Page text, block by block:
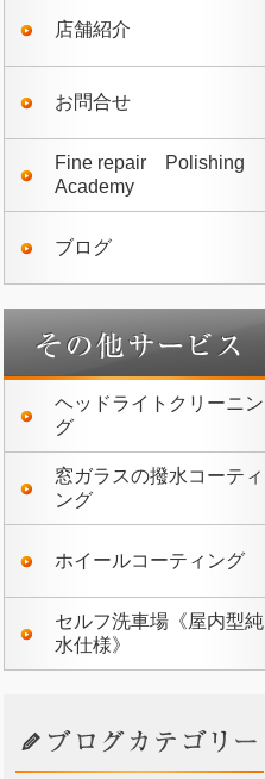
店舗紹介
お問合せ
Fine repair Polishing
Academy
ブログ
ヘッドライトクリーニン
グ
窓ガラスの撥水コーティ
ング
ホイールコーティング
セルフ洗車場《屋内型純
水仕様》